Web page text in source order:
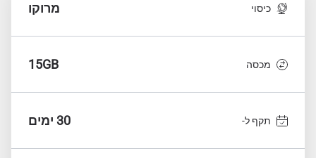
כיסוי מרוקו
מכסה 15GB
תקף ל- 30 ימים